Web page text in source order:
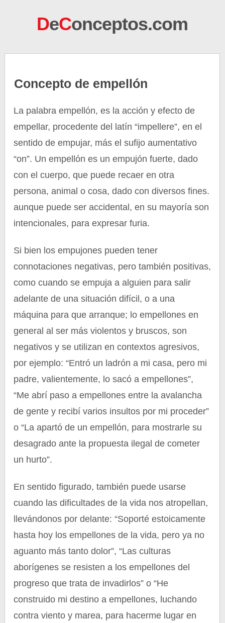
DeConceptos.com
Concepto de empellón
La palabra empellón, es la acción y efecto de
empellar, procedente del latín “impellere”, en el
sentido de empujar, más el sufijo aumentativo
“on”. Un empellón es un empujón fuerte, dado
con el cuerpo, que puede recaer en otra
persona, animal o cosa, dado con diversos fines.
aunque puede ser accidental, en su mayoría son
intencionales, para expresar furia.
Si bien los empujones pueden tener
connotaciones negativas, pero también positivas,
como cuando se empuja a alguien para salir
adelante de una situación difícil, o a una
máquina para que arranque; lo empellones en
general al ser más violentos y bruscos, son
negativos y se utilizan en contextos agresivos,
por ejemplo: “Entró un ladrón a mi casa, pero mi
padre, valientemente, lo sacó a empellones”,
“Me abrí paso a empellones entre la avalancha
de gente y recibí varios insultos por mi proceder”
o “La apartó de un empellón, para mostrarle su
desagrado ante la propuesta ilegal de cometer
un hurto”.
En sentido figurado, también puede usarse
cuando las dificultades de la vida nos atropellan,
llevándonos por delante: “Soporté estoicamente
hasta hoy los empellones de la vida, pero ya no
aguanto más tanto dolor”, “Las culturas
aborígenes se resisten a los empellones del
progreso que trata de invadirlos” o “He
construido mi destino a empellones, luchando
contra viento y marea, para hacerme lugar en